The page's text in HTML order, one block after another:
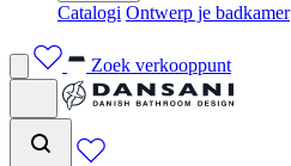
Catalogi Ontwerp je badkamer
Zoek verkooppunt